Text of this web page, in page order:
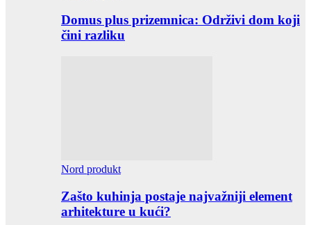
Domus plus prizemnica: Održivi dom koji
čini razliku
Nord produkt
Zašto kuhinja postaje najvažniji element
arhitekture u kući?